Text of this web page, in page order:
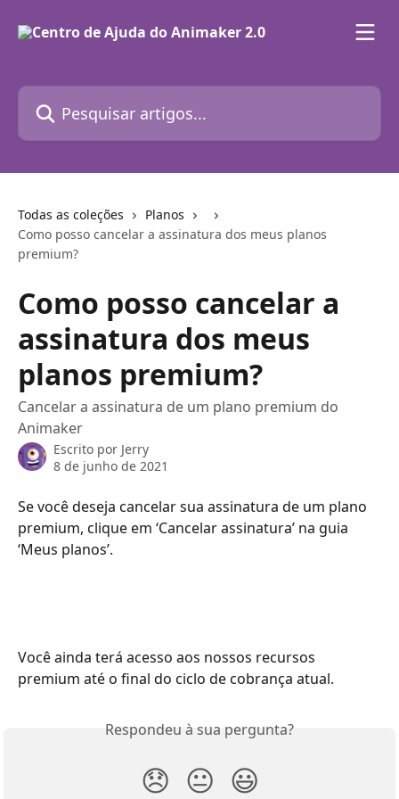
Pesquisar artigos...
Todas as coleções
Planos
Como posso cancelar a assinatura dos meus planos
premium?
Como posso cancelar a
assinatura dos meus
planos premium?
Cancelar a assinatura de um plano premium do
Animaker
Escrito por Jerry
8 de junho de 2021
Se você deseja cancelar sua assinatura de um plano
premium, clique em ‘Cancelar assinatura’ na guia
‘Meus planos’.
Você ainda terá acesso aos nossos recursos
premium até o final do ciclo de cobrança atual.
Respondeu à sua pergunta?
😞 😐 😃